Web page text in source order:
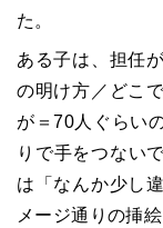
た。
ある子は、担任
の明け方／どこ
が＝70人ぐらい
りで手をつない
は「なんか少し
メージ通りの挿